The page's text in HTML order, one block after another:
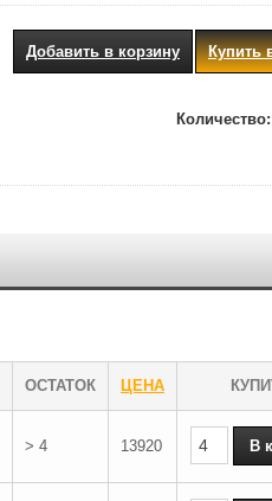
Купить
Добавить в корзину
Количество:
ОСТАТОК ЦЕНА
> 4 13920